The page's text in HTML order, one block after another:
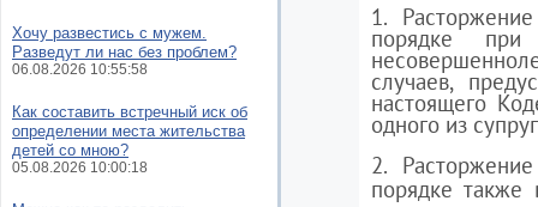
1.
порядке
случаев,
настоящего
одного из
2.
порядке также
Хочу развестись с мужем.
Разведут ли нас без проблем?
06.08.2026 10:55:58
Как составить встречный иск об
определении места жительства
детей со мною?
05.08.2026 10:00:18